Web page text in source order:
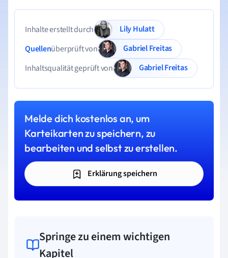
Inhalte erstellt durch
Lily Hulatt
Quellenüberprüft von
Gabriel Freitas
Inhaltsqualität geprüft von
Gabriel Freitas
Melde dich kostenlos an, um
Karteikarten zu speichern, zu
bearbeiten und selbst zu erstellen.
Erklärung speichern
Springe zu einem wichtigen
Kapitel